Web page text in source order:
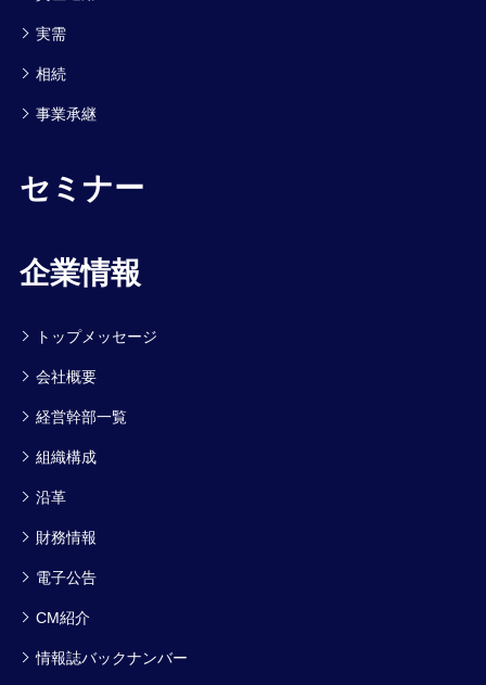
実需
相続
事業承継
セミナー
企業情報
トップメッセージ
会社概要
経営幹部一覧
組織構成
沿革
財務情報
電子公告
CM紹介
情報誌バックナンバー